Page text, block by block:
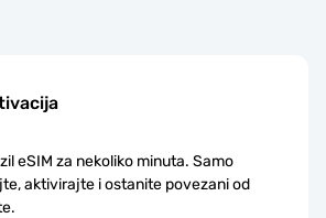
eSIM za nekoliko minuta. Samo
aktivirajte i ostanite povezani od